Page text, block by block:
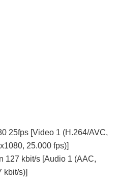
25fps [Video 1 (H.264/AVC,
25.000 fps)]
127 kbit/s [Audio 1 (AAC,
kbit/s)]